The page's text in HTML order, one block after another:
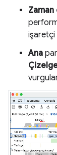
Zaman
işaretçi
Ana